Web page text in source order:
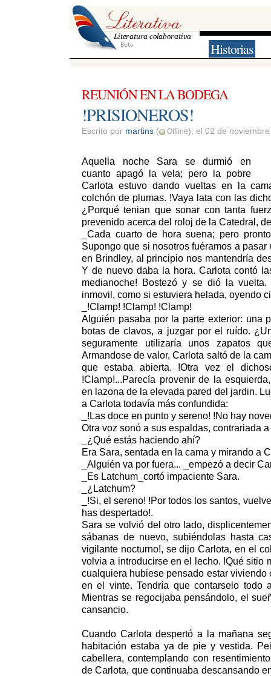
Historias
REUNIÓN EN LA BODEGA
!PRISIONEROS!
Escrito por martins ( Offline), el 02 de
Aquella noche Sara se durmió en
cuanto apagó la vela; pero la pobre
Carlota estuvo dando vueltas en la
colchón de plumas. !Vaya lata con las
¿Porqué tenian que sonar con tanta
prevenido acerca del roloj de la Catedral,
_Cada cuarto de hora suena; pero
Supongo que si nosotros fuéramos a
en Brindley, al principio nos mantendría
Y de nuevo daba la hora. Carlota contó
medianoche! Bostezó y se dió la
inmovil, como si estuviera helada, oyendo
_!Clamp! !Clamp! !Clamp!
Alguién pasaba por la parte exterior: una
botas de clavos, a juzgar por el ruído.
seguramente utilizaría unos zapatos
Armandose de valor, Carlota saltó de la
que estaba abierta. !Otra vez el
!Clamp!...Parecía provenir de la
en lazona de la elevada pared del jardin.
a Carlota todavía más confundida:
_!Las doce en punto y sereno! !No hay
Otra voz sonó a sus espaldas, contrariada
_¿Qué estás haciendo ahí?
Era Sara, sentada en la cama y mirando a
_Alguién va por fuera... _empezó a decir
_Es Latchum_cortó impaciente Sara.
_¿Latchum?
_!Si, el sereno! !Por todos los santos,
has despertado!.
Sara se volvió del otro lado,
sábanas de nuevo, subiéndolas hasta
vigilante nocturno!, se dijo Carlota, en el
volvia a introducirse en el lecho. !Qué sitio
cualquiera hubiese pensado estar
en el vinte. Tendría que contarselo todo
Mientras se regocijaba pensándolo, el
cansancio.
Cuando Carlota despertó a la mañana
habitación estaba ya de pie y vestida.
cabellera, contemplando con
de Carlota, que continuaba descansando